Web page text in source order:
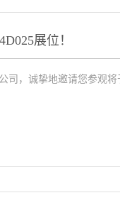
展位！
，诚挚地邀请您参观将